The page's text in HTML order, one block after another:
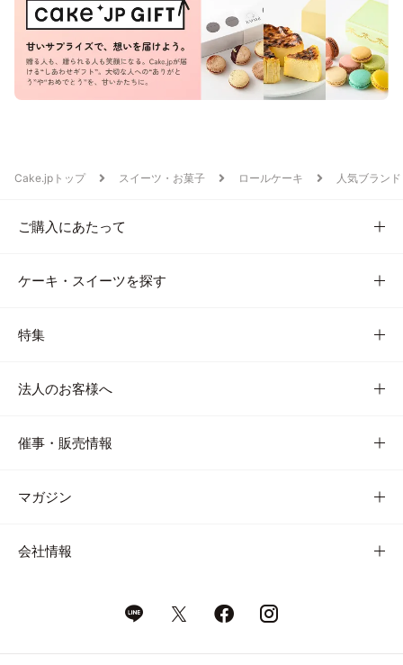
Cake.jpトップ スイーツ・お菓子 ロールケーキ 人気ブランド
ご購入にあたって
ケーキ・スイーツを探す
特集
法人のお客様へ
催事・販売情報
マガジン
会社情報